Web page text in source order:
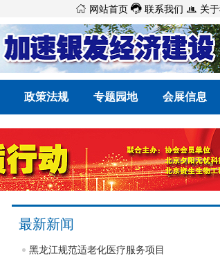
 网站首页  联系我们  关
政策法规 专题园地 会展信息
最新新闻
黑龙江规范适老化医疗服务项目